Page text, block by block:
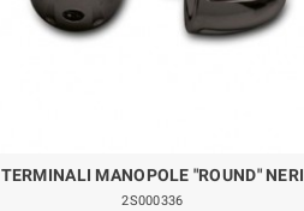
TERMINALI MANOPOLE "ROUND" NERI
2S000336